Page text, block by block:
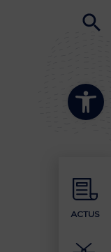
Ouvrir la
ACTUS